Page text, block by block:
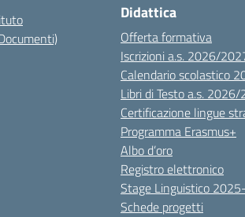
Didattica
Offerta formativa
Iscrizioni a.s. 2026/
Calendario scolastico
Libri di Testo a.s.
Certificazione lingue
Programma Erasmus+
Albo d’oro
Registro elettronico
Stage Linguistico
Schede progetti